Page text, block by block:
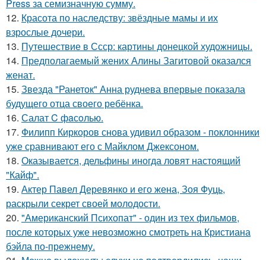
Press за семизначную сумму.
12. Красота по наследству: звёздные мамы и их
взрослые дочери.
13. Путешествие в Ссср: картины донецкой художницы.
14. Предполагаемый жених Алины Загитовой оказался
женат.
15. Звезда "Ранеток" Анна руднева впервые показала
будущего отца своего ребёнка.
16. Салат C фaсoлью.
17. Филипп Киркоров снова удивил образом - поклонники
уже сравнивают его с Майклом Джексоном.
18. Оказывается, дельфины иногда ловят настоящий
"Кайф".
19. Актер Павел Деревянко и его жена, Зоя Фуць,
раскрыли секрет своей молодости.
20. "Американский Психопат" - один из тех фильмов,
после которых уже невозможно смотреть на Кристиана
бэйла по-прежнему.